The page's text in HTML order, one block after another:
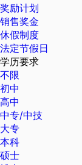
奖励计划
销售奖金
休假制度
法定节假日
学历要求
不限
初中
高中
中专/中技
大专
本科
硕士